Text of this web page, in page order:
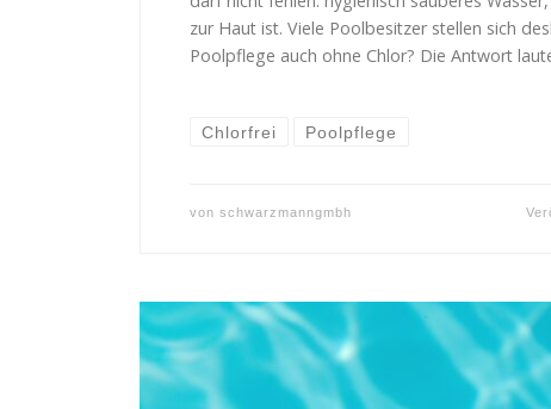
zur Haut ist. Viele Poolbesitzer stellen sich
Poolpflege auch ohne Chlor? Die Antwort
Chlorfrei Poolpflege
von schwarzmanngmbh